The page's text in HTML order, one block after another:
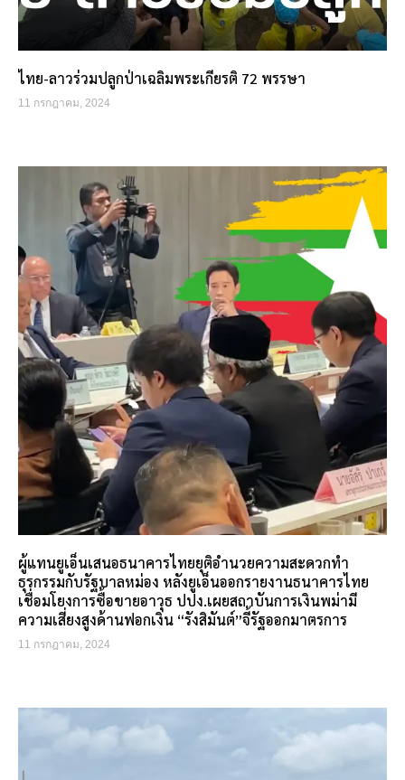
ไทย-ลาวร่วมปลูกป่าเฉลิมพระเกียรติ 72 พรรษา
11 กรกฎาคม, 2024
ผู้แทนยูเอ็นเสนอธนาคารไทยยุติอำนวยความสะดวกทำ
ธุรกรรมกับรัฐบาลหม่อง หลังยูเอ็นออกรายงานธนาคารไทย
เชื่อมโยงการซื้อขายอาวุธ ปปง.เผยสถาบันการเงินพม่ามี
ความเสี่ยงสูงด้านฟอกเงิน “รังสิมันต์”จี้รัฐออกมาตรการ
11 กรกฎาคม, 2024